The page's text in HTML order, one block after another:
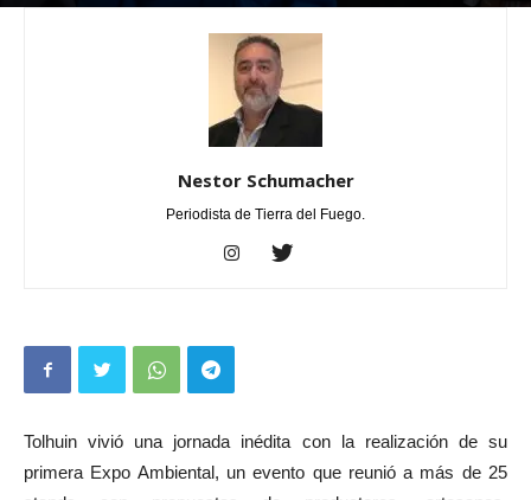
Por Nestor Schumacher - septiembre 28, 2025 0
Nestor Schumacher
Periodista de Tierra del Fuego.
Tolhuin vivió una jornada inédita con la realización de su
primera Expo Ambiental, un evento que reunió a más de 25